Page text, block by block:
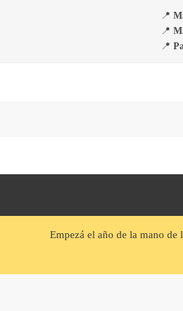
📍
📍
📍
Empezá el año de la mano de